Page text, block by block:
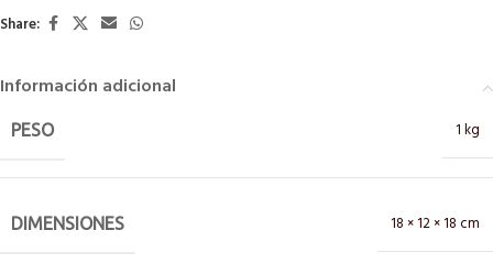
Share:
Información adicional
PESO 1 kg
DIMENSIONES 18 × 12 × 18 cm